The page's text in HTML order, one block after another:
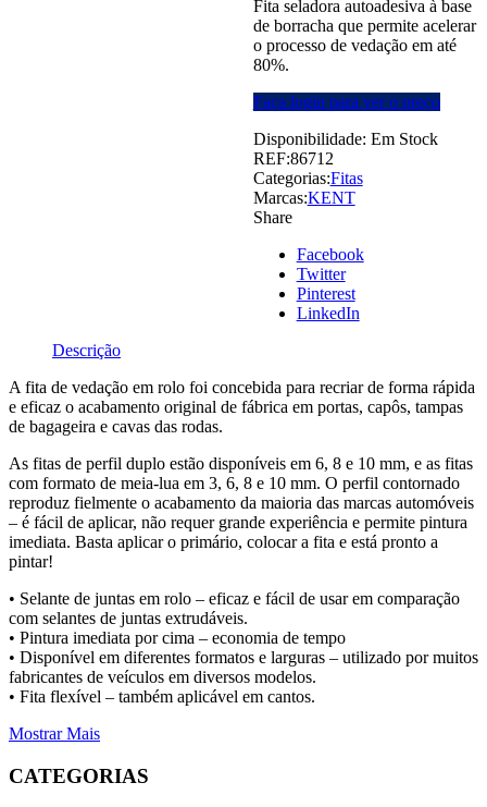
Fita seladora autoadesiva à base
de borracha que permite acelerar
o processo de vedação em até
80%.
Faça login para ver o preço
Disponibilidade: Em Stock
REF:86712
Categorias:Fitas
Marcas:KENT
Share
Facebook
Twitter
Pinterest
LinkedIn
Descrição
A fita de vedação em rolo foi concebida para recriar de forma rápida
e eficaz o acabamento original de fábrica em portas, capôs, tampas
de bagageira e cavas das rodas.
As fitas de perfil duplo estão disponíveis em 6, 8 e 10 mm, e as fitas
com formato de meia-lua em 3, 6, 8 e 10 mm. O perfil contornado
reproduz fielmente o acabamento da maioria das marcas automóveis
– é fácil de aplicar, não requer grande experiência e permite pintura
imediata. Basta aplicar o primário, colocar a fita e está pronto a
pintar!
• Selante de juntas em rolo – eficaz e fácil de usar em comparação
com selantes de juntas extrudáveis.
• Pintura imediata por cima – economia de tempo
• Disponível em diferentes formatos e larguras – utilizado por muitos
fabricantes de veículos em diversos modelos.
• Fita flexível – também aplicável em cantos.
Mostrar Mais
CATEGORIAS